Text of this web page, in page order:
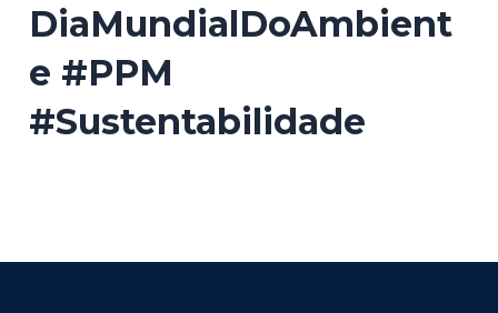
DiaMundialDoAmbient
e #PPM
#Sustentabilidade